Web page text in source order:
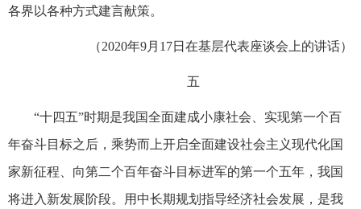
各界以各种方式建言献策。
（2020年9月17日在基层代表座谈会上的讲话）
五
“十四五”时期是我国全面建成小康社会、实现第一个百
年奋斗目标之后，乘势而上开启全面建设社会主义现代化国
家新征程、向第二个百年奋斗目标进军的第一个五年，我国
将进入新发展阶段。用中长期规划指导经济社会发展，是我